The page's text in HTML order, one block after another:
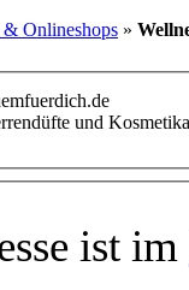
Onlineshops »
und
ist im